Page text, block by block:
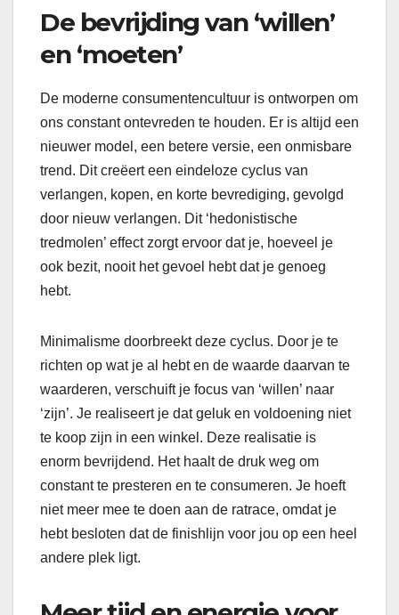
De bevrijding van ‘willen’
en ‘moeten’
De moderne consumentencultuur is ontworpen om
ons constant ontevreden te houden. Er is altijd een
nieuwer model, een betere versie, een onmisbare
trend. Dit creëert een eindeloze cyclus van
verlangen, kopen, en korte bevrediging, gevolgd
door nieuw verlangen. Dit ‘hedonistische
tredmolen’ effect zorgt ervoor dat je, hoeveel je
ook bezit, nooit het gevoel hebt dat je genoeg
hebt.
Minimalisme doorbreekt deze cyclus. Door je te
richten op wat je al hebt en de waarde daarvan te
waarderen, verschuift je focus van ‘willen’ naar
‘zijn’. Je realiseert je dat geluk en voldoening niet
te koop zijn in een winkel. Deze realisatie is
enorm bevrijdend. Het haalt de druk weg om
constant te presteren en te consumeren. Je hoeft
niet meer mee te doen aan de ratrace, omdat je
hebt besloten dat de finishlijn voor jou op een heel
andere plek ligt.